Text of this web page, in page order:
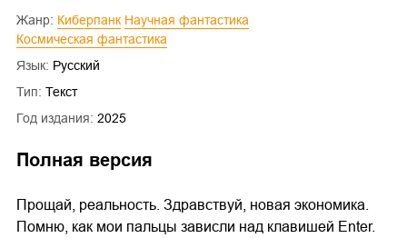
Жанр: Киберпанк
Научная фантастика
Космическая фантастика
Язык: Русский
Тип: Текст
Год издания: 2025
Полная версия
Прощай, реальность. Здравствуй, новая экономика.
Помню, как мои пальцы зависли над клавишей Enter.